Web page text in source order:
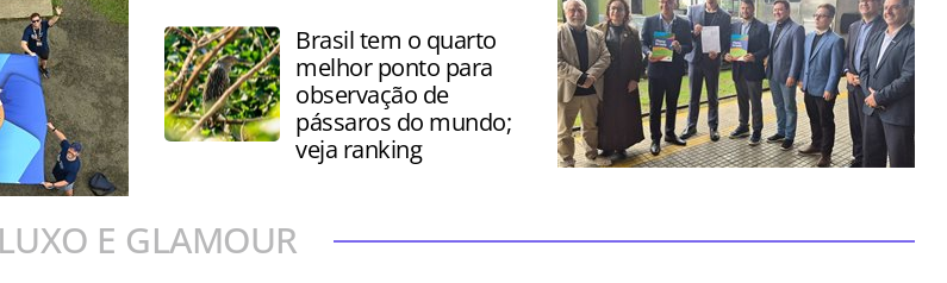
Isla Ver…
Express, em Curitiba
Brasil tem o quarto
melhor ponto para
observação de
pássaros do mundo;
veja ranking
LUXO E GLAMOUR